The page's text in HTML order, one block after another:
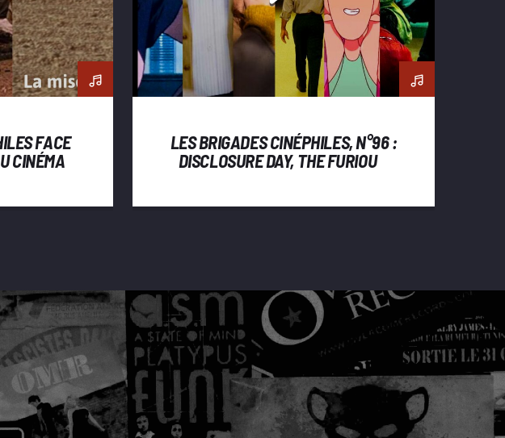
FACE
CINÉMA
LES BRIGADES CINÉPHILES, N°96 :
DISCLOSURE DAY, THE FURIOUS,